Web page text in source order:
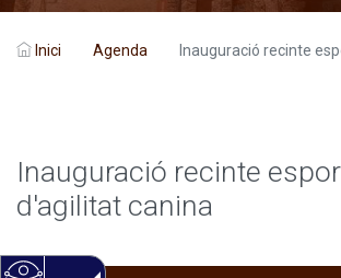
Inici Agenda Inauguració recinte
Inauguració recinte
d'agilitat canina